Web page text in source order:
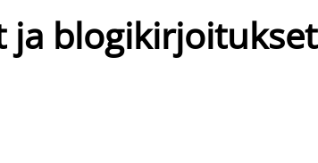
ja blogikirjoitukset